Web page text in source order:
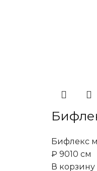
Бифлекс
₽ 9010 см
В корзину